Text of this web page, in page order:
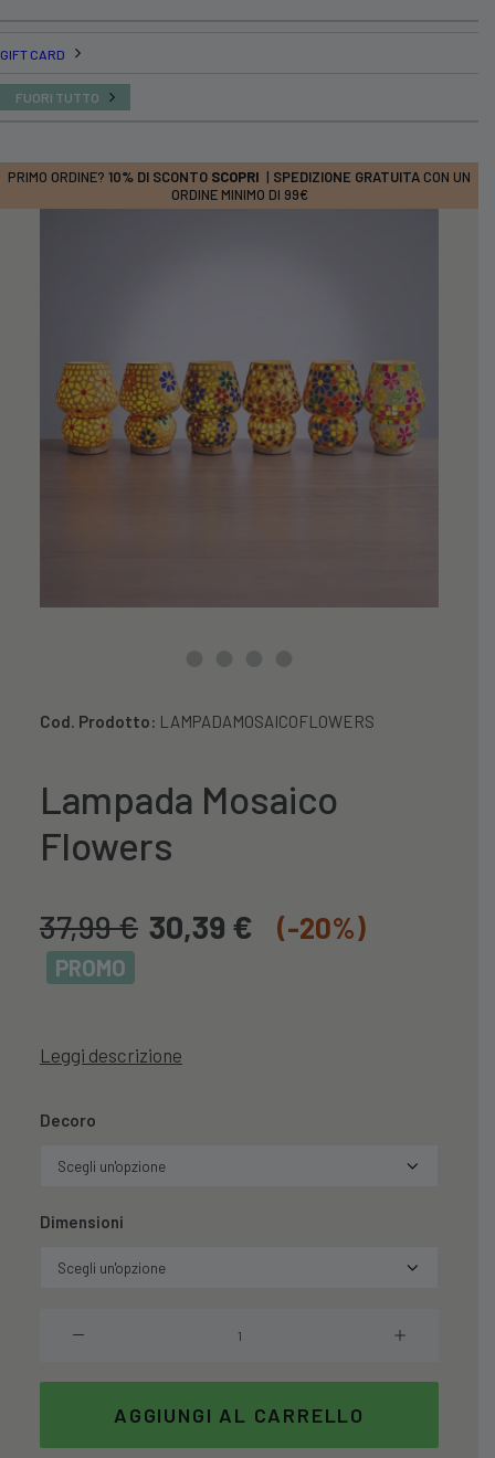
GIFT CARD
FUORI TUTTO
PRIMO ORDINE? 10% DI SCONTO SCOPRI | SPEDIZIONE GRATUITA CON UN
ORDINE MINIMO DI 99€
Cod. Prodotto: LAMPADAMOSAICOFLOWERS
Lampada Mosaico
Flowers
37,99€ 30,39 € (-20%)
PROMO
Leggi descrizione
Decoro
Dimensioni
Flowers
quantità
AGGIUNGI AL CARRELLO